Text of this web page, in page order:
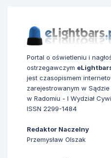
Portal o oświetleniu i
ostrzegawczym
jest czasopismem
zarejestrowanym w Sądzie
w Radomiu - I Wydział
ISSN 2299-1484
Redaktor Naczelny
Przemysław Olszak